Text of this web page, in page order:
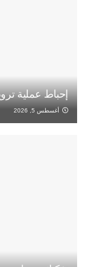
إحباط عملية ترويج أزيد من
أغسطس 5, 2026